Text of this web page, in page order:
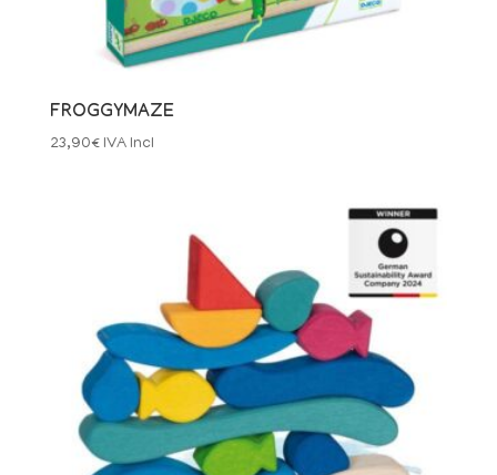
FROGGYMAZE
23,90€ IVA Incl